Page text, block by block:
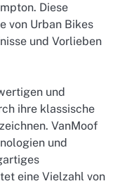
Diese
von Urban Bikes
und Vorlieben
und
ihre klassische
VanMoof
und
eine Vielzahl von